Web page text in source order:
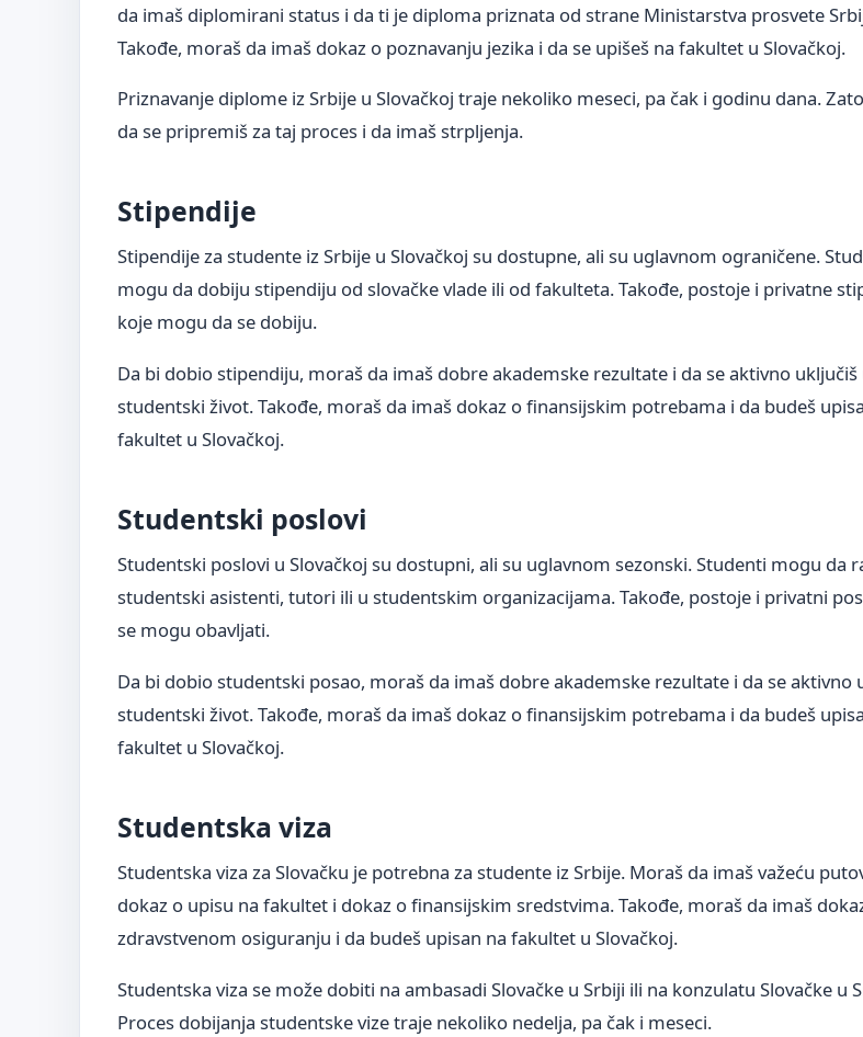
da imaš diplomirani status i da ti je diploma priznata od strane Ministarstva prosvete
Takođe, moraš da imaš dokaz o poznavanju jezika i da se upišeš na fakultet u Slovačkoj.
Priznavanje diplome iz Srbije u Slovačkoj traje nekoliko meseci, pa čak i godinu dana.
da se pripremiš za taj proces i da imaš strpljenja.
Stipendije
Stipendije za studente iz Srbije u Slovačkoj su dostupne, ali su uglavnom ograničene.
mogu da dobiju stipendiju od slovačke vlade ili od fakulteta. Takođe, postoje i privatne
koje mogu da se dobiju.
Da bi dobio stipendiju, moraš da imaš dobre akademske rezultate i da se aktivno uključiš
studentski život. Takođe, moraš da imaš dokaz o finansijskim potrebama i da budeš
fakultet u Slovačkoj.
Studentski poslovi
Studentski poslovi u Slovačkoj su dostupni, ali su uglavnom sezonski. Studenti mogu da
studentski asistenti, tutori ili u studentskim organizacijama. Takođe, postoje i privatni
se mogu obavljati.
Da bi dobio studentski posao, moraš da imaš dobre akademske rezultate i da se aktivno
studentski život. Takođe, moraš da imaš dokaz o finansijskim potrebama i da budeš
fakultet u Slovačkoj.
Studentska viza
Studentska viza za Slovačku je potrebna za studente iz Srbije. Moraš da imaš važeću
dokaz o upisu na fakultet i dokaz o finansijskim sredstvima. Takođe, moraš da imaš
zdravstvenom osiguranju i da budeš upisan na fakultet u Slovačkoj.
Studentska viza se može dobiti na ambasadi Slovačke u Srbiji ili na konzulatu Slovačke u
Proces dobijanja studentske vize traje nekoliko nedelja, pa čak i meseci.